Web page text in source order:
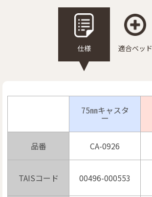
カタログ・取説
画像ダウンロード
仕様
75㎜キャスタ
ー
品番 CA-0926
TAISコード 00496-000553
適合ベッド